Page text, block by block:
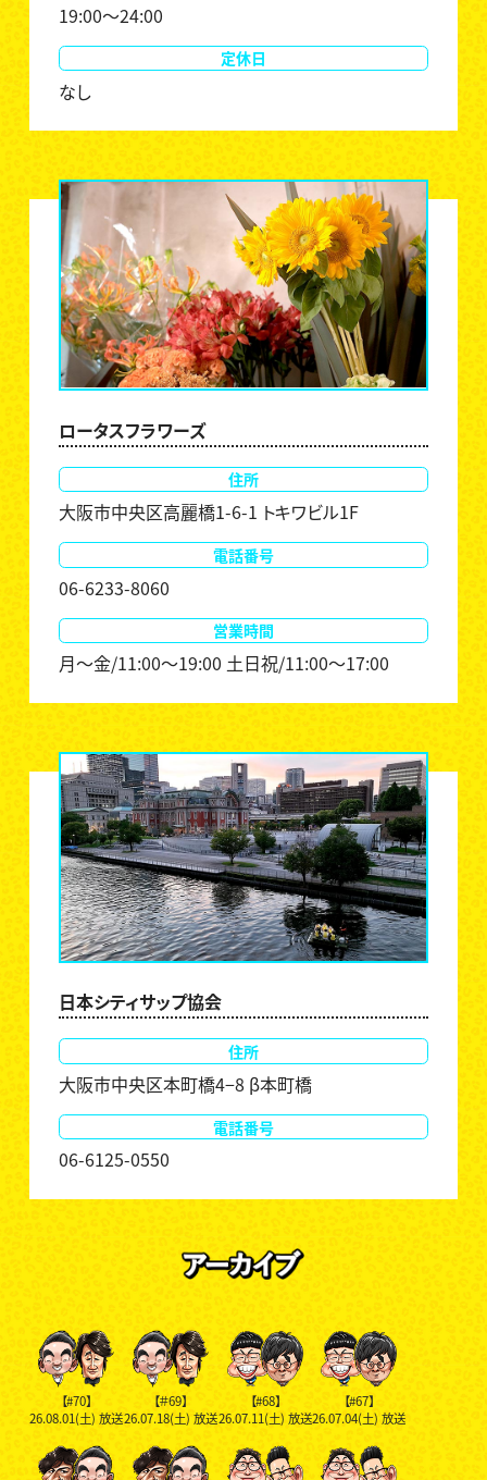
19:00～24:00
定休日
なし
ロータスフラワーズ
住所
大阪市中央区高麗橋1-6-1 トキワビル1F
電話番号
06-6233-8060
営業時間
月～金/11:00～19:00 土日祝/11:00～17:00
日本シティサップ協会
住所
大阪市中央区本町橋4−8 β本町橋
電話番号
06-6125-0550
【#70】
26.08.01(土)放送
【＃69】
26.07.18(土) 放送
【#68】
26.07.11(土) 放送
【#67】
26.07.04(土)放送